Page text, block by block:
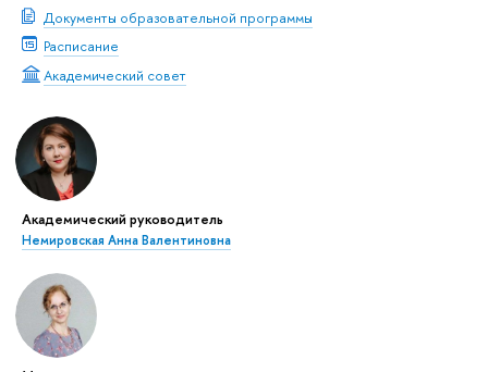
Документы образовательной программы
Расписание
Академический совет
Академический руководитель
Немировская Анна Валентиновна